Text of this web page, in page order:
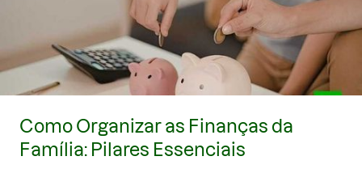
Como Organizar as Finanças da
Família: Pilares Essenciais